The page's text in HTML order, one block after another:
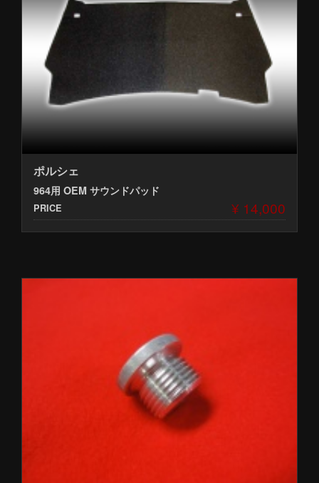
ポルシェ
964用 OEM サウンドパッド
PRICE ¥ 14,000